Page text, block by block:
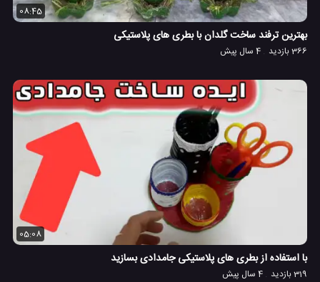
08:45
بهترین ترفند ساخت گلدان با بطری های پلاستیکی
366 بازدید 4 سال پیش
05:08
با استفاده از بطری های پلاستیکی جامدادی بسازید
319 بازدید 4 سال پیش